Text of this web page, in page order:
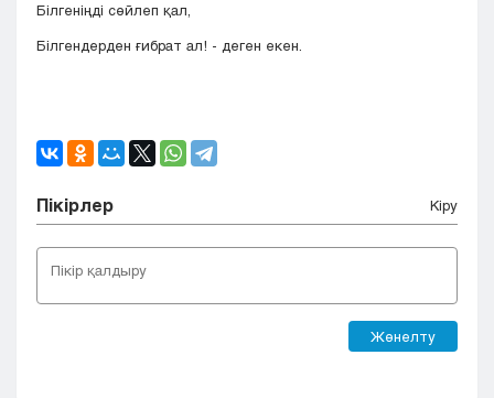
Білгеніңді сөйлеп қал,
Білгендерден ғибрат ал! - деген екен.
Пікірлер Кіру
Жөнелту